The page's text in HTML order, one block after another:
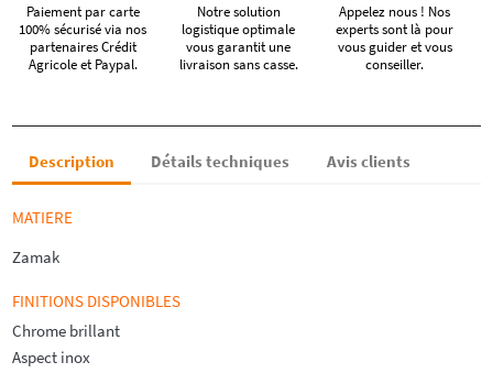
Paiement par carte
100% sécurisé via nos
partenaires Crédit
Agricole et Paypal.
Notre solution
logistique optimale
vous garantit une
livraison sans casse.
Appelez nous ! Nos
experts sont là pour
vous guider et vous
conseiller.
Description Détails techniques Avis clients
MATIERE
Zamak
FINITIONS DISPONIBLES
Chrome brillant
Aspect inox